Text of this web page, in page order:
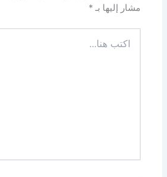
مشار إليها بـ*
هنا...